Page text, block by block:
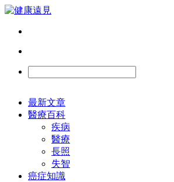
最新文章
醫療百科
疾病
醫療
長照
失智
癌症知識